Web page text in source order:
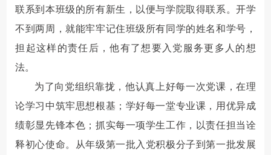
联系到本班级的所有新生，以便与学院取得联系。开学
不到两周，就能牢牢记住班级所有同学的姓名和学号，
担起这样的责任后，他有了想要入党服务更多人的想
法。
为了向党组织靠拢，他认真上好每一次党课，在理
论学习中筑牢思想根基；学好每一堂专业课，用优异成
绩彰显先锋本色；抓实每一项学生工作，以责任担当诠
释初心使命。
从年级第一批入党积极分子到第一批发展